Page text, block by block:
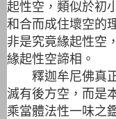
起性空，類似於初
和合而成住壞空的
非是究竟緣起性空
緣起性空諦相。
釋迦牟尼佛真正
滅有後方空，而是
乘當​​體法性一味之